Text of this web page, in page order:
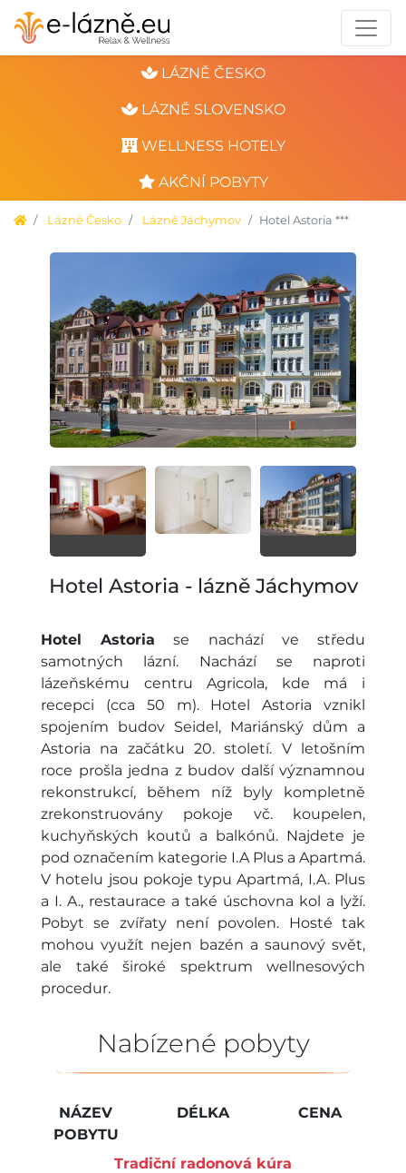
LÁZNĚ ČESKO
LÁZNĚ SLOVENSKO
WELLNESS HOTELY
AKČNÍ POBYTY
Lázně Česko Lázně Jáchymov Hotel Astoria ***
Hotel Astoria - lázně Jáchymov
Hotel Astoria se nachází ve středu
samotných lázní. Nachází se naproti
lázeňskému centru Agricola, kde má i
recepci (cca 50 m). Hotel Astoria vznikl
spojením budov Seidel, Mariánský dům a
Astoria na začátku 20. století. V letošním
roce prošla jedna z budov další významnou
rekonstrukcí, během níž byly kompletně
zrekonstruovány pokoje vč. koupelen,
kuchyňských koutů a balkónů. Najdete je
pod označením kategorie I.A Plus a Apartmá.
V hotelu jsou pokoje typu Apartmá, I.A. Plus
a I. A., restaurace a také úschovna kol a lyží.
Pobyt se zvířaty není povolen. Hosté tak
mohou využít nejen bazén a saunový svět,
ale také široké spektrum wellnesových
procedur.
Nabízené pobyty
NÁZEV
POBYTU
DÉLKA CENA
Tradiční radonová kúra